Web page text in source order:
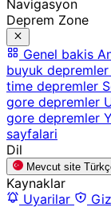
Navigasyon
Deprem Zone
Genel bakis
buyuk depremler
time depremler
gore depremler
gore depremler
sayfalari
Dil
Mevcut site
Kaynaklar
Uyarilar